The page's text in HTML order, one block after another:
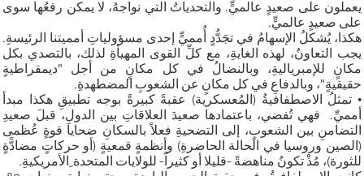
يعملون على صعيدٍ عالميٍّ. والتحدياتُ التي نواجهُ، لا يمكن رفعُها سوى
على صعيدٍ عالميٍّ.
هكذا، يُشكلُ الإسهامُ في تجَدُّدٍ أُمميٍّ إحدى مسؤولياتِ أمميتنا الرئيسةِ.
يجب التعاونُ، لهذه الغايةِ، مع كلِّ القوى المهيأةِ لذلك، بالتصدي بكل
مكانٍ للإمبرياليةِ، وبالنضالُ في كل مكانٍ من أجل "ديمقراطيةٍ
حقيقيةٍ"، وبالدفاعِ في كل مكانٍ عن الشعوبِ المضطهدةِ.
• تمثلُ الاصطفافيةُ (المُعسكرية) عقبةً كبيرةً بوجه تطبيقِ هكذا مبدأ
أمميِّ. فهي تُفضي، باعتمادها صعيدَ العلاقاتِ بين الدولِ، قبلَ صعيدِ
التضامنِ بين الشعوبٍ، إلى التضحيةِ فعلاً بالسكانِ ضحايا قوةٍ عُظمى
(الصين وروسيا في الحالة الحاضرةِ) وأنظمةٍ قمعيةٍ (أو حركاتٍ مضادًّةٍ
للثورة)، مُذْ تكونُ مناهضةً -قليلا أو كثيراً- للولايات المتحدة ِالأمريكيةِ.